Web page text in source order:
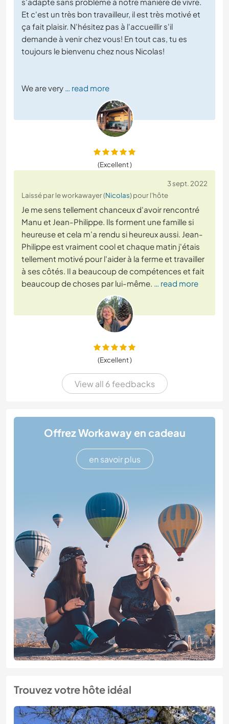
s'adapte sans problème à notre manière de vivre.
Et c'est un très bon travailleur, il est très motivé et
ça fait plaisir. N'hésitez pas à l'accueillir s'il
demande à venir chez vous! En tout cas, tu es
toujours le bienvenu chez nous Nicolas!
We are very … read more
(Excellent )
3 sept. 2022
Laissé par le workawayer (Nicolas) pour l'hôte
Je me sens tellement chanceux d'avoir rencontré
Manu et Jean-Philippe. Ils forment une famille si
heureuse et cela m'a rendu si heureux aussi. Jean-
Philippe est vraiment cool et chaque matin j'étais
tellement motivé pour l'aider à la ferme et travailler
à ses côtés. Il a beaucoup de compétences et fait
beaucoup de choses par lui-même. … read more
(Excellent )
View all 6 feedbacks
Offrez Workaway en cadeau
en savoir plus
Trouvez votre hôte idéal